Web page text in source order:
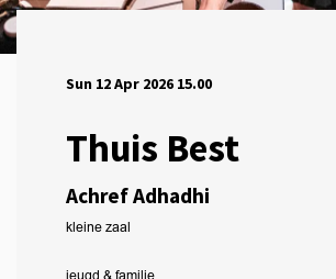
Thuis Best
Achref Adhadhi
Sun 12 Apr 2026 15.00
kleine zaal